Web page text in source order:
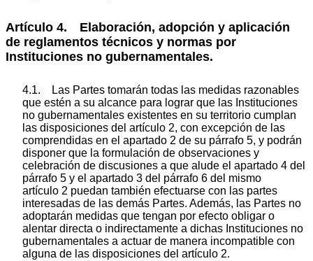
Artículo 4. Elaboración, adopción y aplicación
de reglamentos técnicos y normas por
Instituciones no gubernamentales.
4.1. Las Partes tomarán todas las medidas razonables
que estén a su alcance para lograr que las Instituciones
no gubernamentales existentes en su territorio cumplan
las disposiciones del artículo 2, con excepción de las
comprendidas en el apartado 2 de su párrafo 5, y podrán
disponer que la formulación de observaciones y
celebración de discusiones a que alude el apartado 4 del
párrafo 5 y el apartado 3 del párrafo 6 del mismo
artículo 2 puedan también efectuarse con las partes
interesadas de las demás Partes. Además, las Partes no
adoptarán medidas que tengan por efecto obligar o
alentar directa o indirectamente a dichas Instituciones no
gubernamentales a actuar de manera incompatible con
alguna de las disposiciones del artículo 2.